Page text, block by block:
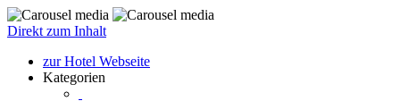
Direkt zum Inhalt
zur Hotel Webseite
Kategorien